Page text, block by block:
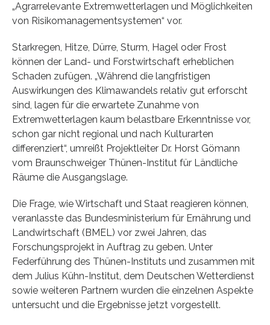
„Agrarrelevante Extremwetterlagen und Möglichkeiten
von Risikomanagementsystemen“ vor.
Starkregen, Hitze, Dürre, Sturm, Hagel oder Frost
können der Land- und Forstwirtschaft erheblichen
Schaden zufügen. „Während die langfristigen
Auswirkungen des Klimawandels relativ gut erforscht
sind, lagen für die erwartete Zunahme von
Extremwetterlagen kaum belastbare Erkenntnisse vor,
schon gar nicht regional und nach Kulturarten
differenziert“, umreißt Projektleiter Dr. Horst Gömann
vom Braunschweiger Thünen-Institut für Ländliche
Räume die Ausgangslage.
Die Frage, wie Wirtschaft und Staat reagieren können,
veranlasste das Bundesministerium für Ernährung und
Landwirtschaft (BMEL) vor zwei Jahren, das
Forschungsprojekt in Auftrag zu geben. Unter
Federführung des Thünen-Instituts und zusammen mit
dem Julius Kühn-Institut, dem Deutschen Wetterdienst
sowie weiteren Partnern wurden die einzelnen Aspekte
untersucht und die Ergebnisse jetzt vorgestellt.